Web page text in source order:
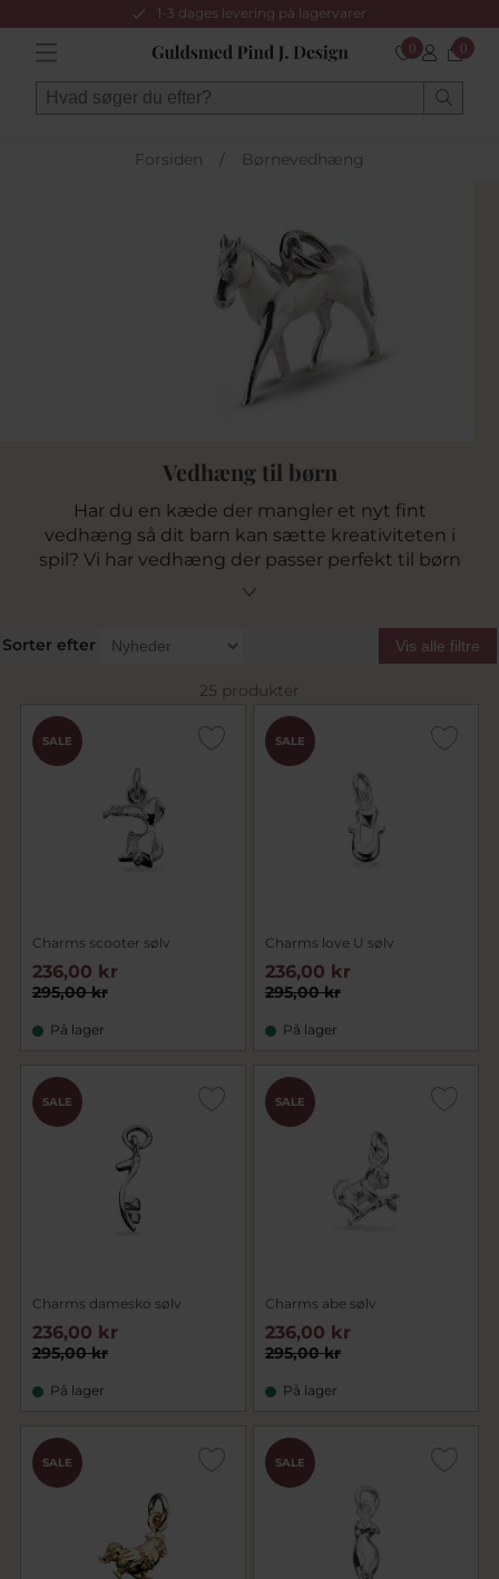
1-3 dages levering på lagervarer
0 0
Forsiden / Børnevedhæng
Vedhæng til børn
Har du en kæde der mangler et nyt fint
vedhæng så dit barn kan sætte kreativiteten i
spil? Vi har vedhæng der passer perfekt til børn
med fine motiver. Alle vedhæng er lavet ud fra
kvalitetsmaterialer så du ved at sikkerheden er i
Sorter efter Vis alle filtre
25 produkter
SALE
Charms scooter sølv
295,00 kr
236,00 kr
På lager
SALE
Charms love U sølv
295,00 kr
236,00 kr
På lager
SALE
Charms damesko sølv
295,00 kr
236,00 kr
På lager
SALE
Charms abe sølv
295,00 kr
236,00 kr
På lager
SALE SALE